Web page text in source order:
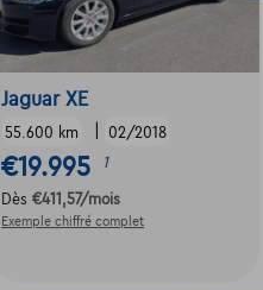
Jaguar XE
55.600 km 02/2018
€19.995 1
Dès €411,57/mois
Exemple chiffré complet